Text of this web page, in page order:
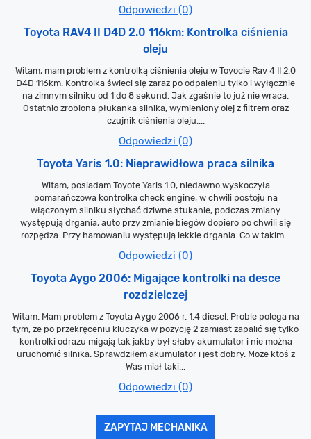
Odpowiedzi (0)
Toyota RAV4 II D4D 2.0 116km: Kontrolka ciśnienia
oleju
Witam, mam problem z kontrolką ciśnienia oleju w Toyocie Rav 4 II 2.0
D4D 116km. Kontrolka świeci się zaraz po odpaleniu tylko i wyłącznie
na zimnym silniku od 1 do 8 sekund. Jak zgaśnie to już nie wraca.
Ostatnio zrobiona płukanka silnika, wymieniony olej z filtrem oraz
czujnik ciśnienia oleju....
Odpowiedzi (0)
Toyota Yaris 1.0: Nieprawidłowa praca silnika
Witam, posiadam Toyote Yaris 1.0, niedawno wyskoczyła
pomarańczowa kontrolka check engine, w chwili postoju na
włączonym silniku słychać dziwne stukanie, podczas zmiany
występują drgania, auto przy zmianie biegów dopiero po chwili się
rozpędza. Przy hamowaniu występują lekkie drgania. Co w takim...
Odpowiedzi (0)
Toyota Aygo 2006: Migające kontrolki na desce
rozdzielczej
Witam. Mam problem z Toyota Aygo 2006 r. 1.4 diesel. Proble polega na
tym, że po przekręceniu kluczyka w pozycję 2 zamiast zapalić się tylko
kontrolki odrazu migają tak jakby był słaby akumulator i nie można
uruchomić silnika. Sprawdziłem akumulator i jest dobry. Może ktoś z
Was miał taki...
Odpowiedzi (0)
ZAPYTAJ MECHANIKA